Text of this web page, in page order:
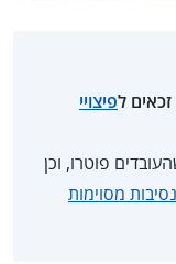
לפיצויי
פוטרו, וכן
מסוימות